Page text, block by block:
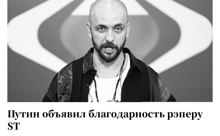
Путин объявил благодарность рэперу
ST